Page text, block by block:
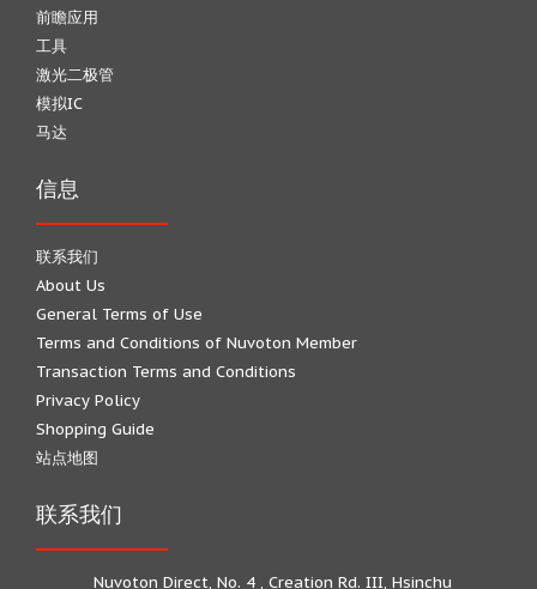
前瞻应用
工具
激光二极管
模拟IC
马达
信息
联系我们
About Us
General Terms of Use
Terms and Conditions of Nuvoton Member
Transaction Terms and Conditions
Privacy Policy
Shopping Guide
站点地图
联系我们
Nuvoton Direct, No. 4 , Creation Rd. III, Hsinchu